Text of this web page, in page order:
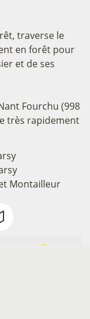
traverse le
en forêt pour
et de ses
Fourchu (998
très rapidement
Montailleur